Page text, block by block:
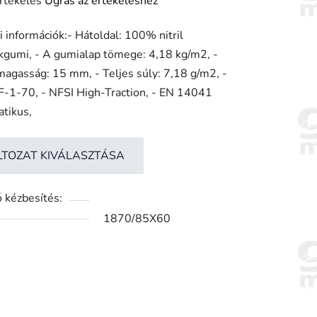
információk:- Hátoldal: 100% nitril
- A gumialap tömege: 4,18 kg/m2, -
15 mm, - Teljes súly: 7,18 g/m2, -
1-70, - NFSI High-Traction, - EN 14041
KIVÁLASZTÁSA
kézbesítés:
1870/85X60